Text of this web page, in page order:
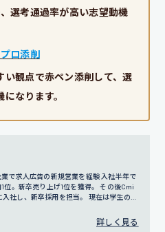
選考通過率が高い志望動機
ロ添削
い観点で赤ペン添削して、選
なります。
で求人広告の新規営業を経験 入社半年で
位。新卒売り上げ1位を獲得。 その後Cmi
社し、新卒採用を担当。 現在は学生の面
詳しく見る